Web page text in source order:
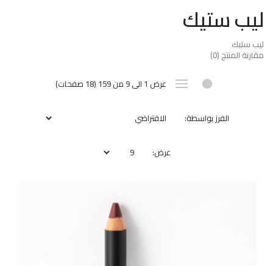
ليب ستيك
ليب ستيك
مقارنة المنتج (0)
عرض 1 الى 9 من 159 (18 صفحات)
الفرز بواسطة:
عرض: